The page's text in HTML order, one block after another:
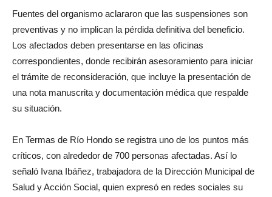
Fuentes del organismo aclararon que las suspensiones son
preventivas y no implican la pérdida definitiva del beneficio.
Los afectados deben presentarse en las oficinas
correspondientes, donde recibirán asesoramiento para iniciar
el trámite de reconsideración, que incluye la presentación de
una nota manuscrita y documentación médica que respalde
su situación.
En Termas de Río Hondo se registra uno de los puntos más
críticos, con alrededor de 700 personas afectadas. Así lo
señaló Ivana Ibáñez, trabajadora de la Dirección Municipal de
Salud y Acción Social, quien expresó en redes sociales su